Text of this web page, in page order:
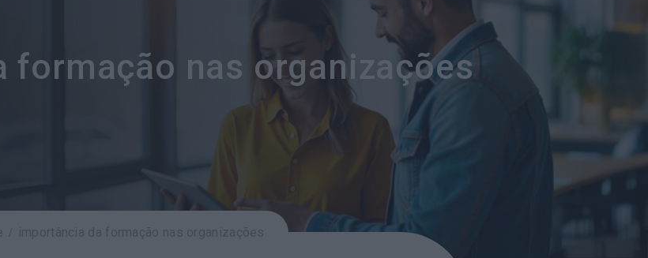
formação nas organizações